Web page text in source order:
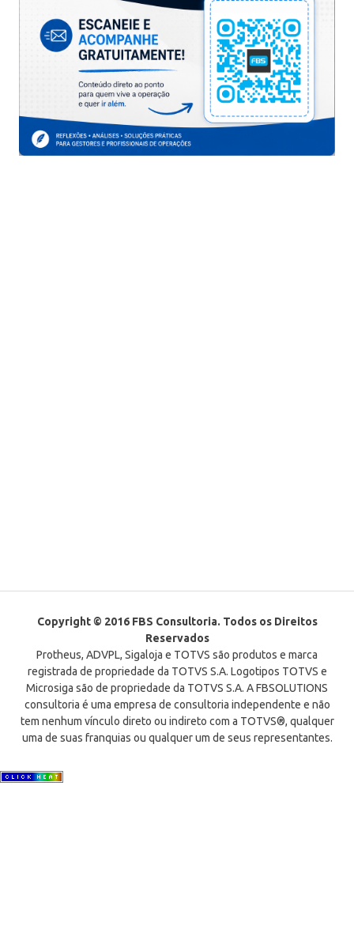
Copyright © 2016 FBS Consultoria. Todos os Direitos
Reservados
Protheus, ADVPL, Sigaloja e TOTVS são produtos e marca
registrada de propriedade da TOTVS S.A. Logotipos TOTVS e
Microsiga são de propriedade da TOTVS S.A. A FBSOLUTIONS
consultoria é uma empresa de consultoria independente e não
tem nenhum vínculo direto ou indireto com a TOTVS®, qualquer
uma de suas franquias ou qualquer um de seus representantes.